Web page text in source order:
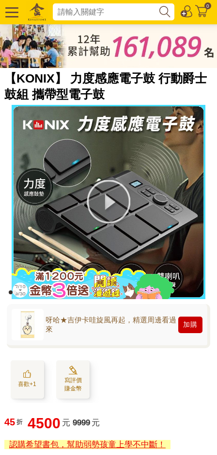
0
【KONIX】 力度感應電子鼓 行動爵士
鼓組 攜帶型電子鼓
呀哈★吉伊卡哇旋風再起，精選周邊看過
來
加購
喜歡+1
寫評價
賺金幣
45 折 4500 元 9999 元
認購希望書包，幫助弱勢孩童上學不中斷！